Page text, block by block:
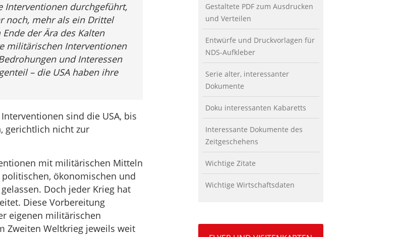
Interventionen durchgeführt,
noch, mehr als ein Drittel
der Ära des Kalten
militärischen Interventionen
und Interessen
– die USA haben ihre
sind die USA, bis
gerichtlich nicht zur
mit militärischen Mitteln
ökonomischen und
Doch jeder Krieg hat
Diese Vorbereitung
eigenen militärischen
Zweiten Weltkrieg jeweils weit
Gestaltete PDF zum Ausdrucken
und Verteilen
Entwürfe und Druckvorlagen für
NDS-Aufkleber
Serie alter, interessanter
Dokumente
Doku interessanten Kabaretts
Interessante Dokumente des
Zeitgeschehens
Wichtige Zitate
Wichtige Wirtschaftsdaten